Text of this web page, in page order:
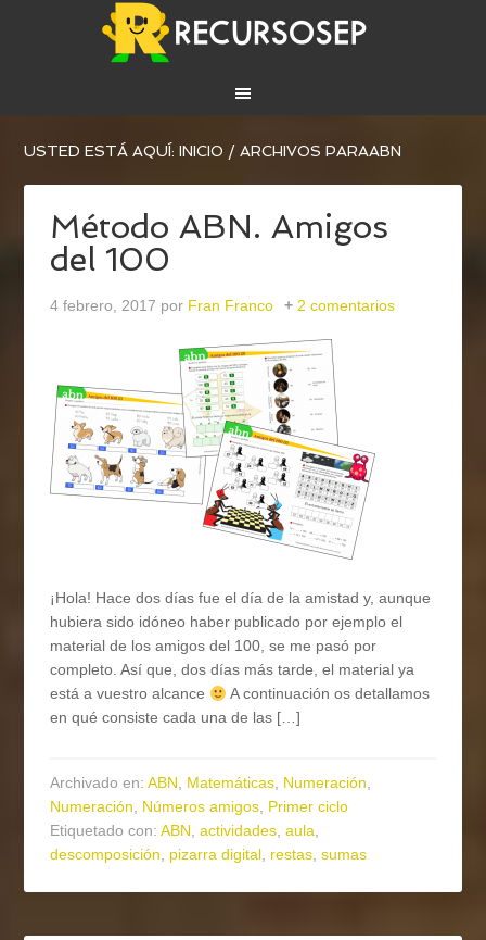
USTED ESTÁ AQUÍ:INICIO / ARCHIVOS PARAABN
Método ABN. Amigos
del 100
4 febrero, 2017 por Fran Franco 2 comentarios
¡Hola! Hace dos días fue el día de la amistad y, aunque
hubiera sido idóneo haber publicado por ejemplo el
material de los amigos del 100, se me pasó por
completo. Así que, dos días más tarde, el material ya
está a vuestro alcance
A continuación os detallamos
en qué consiste cada una de las […]
Archivado en:ABN, Matemáticas, Numeración,
Numeración, Números amigos, Primer ciclo
Etiquetado con:ABN,actividades,aula,
descomposición, pizarra digital, restas,sumas